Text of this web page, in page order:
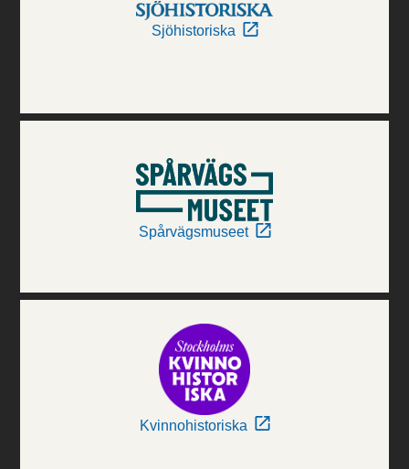
Sjöhistoriska
Spårvägsmuseet
Kvinnohistoriska